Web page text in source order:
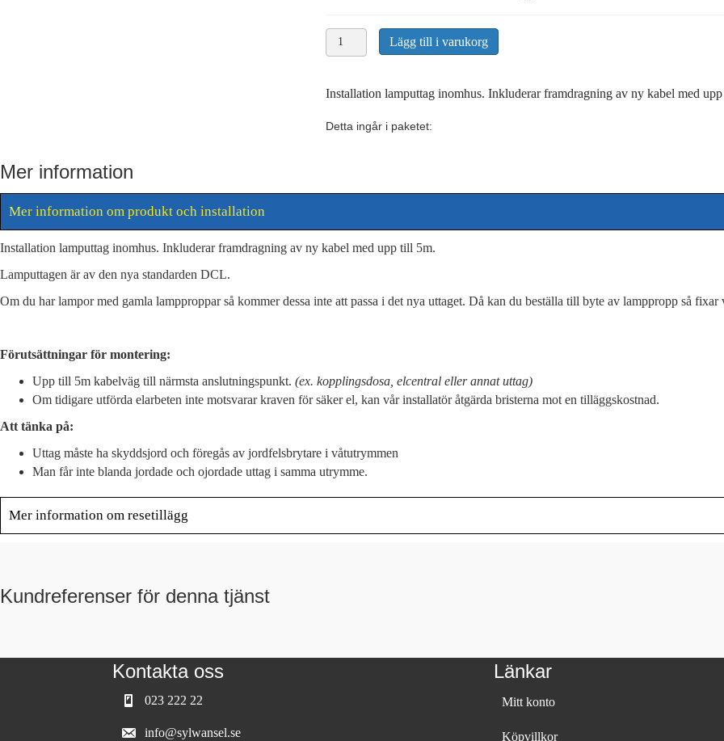
Installation
lamputtag
Lägg till i varukorg
Installation lamputtag inomhus. Inkluderar framdragning av ny kabel med
Detta ingår i paketet:
Mer information
Mer information om produkt och installation
Installation lamputtag inomhus. Inkluderar framdragning av ny kabel med upp till 5m.
Lamputtagen är av den nya standarden DCL.
Om du har lampor med gamla lampproppar så kommer dessa inte att passa i det nya uttaget. Då kan du beställa till byte av lamppropp så fixar
Förutsättningar för montering:
Upp till 5m kabelväg till närmsta anslutningspunkt. (ex. kopplingsdosa, elcentral eller annat uttag)
Om tidigare utförda elarbeten inte motsvarar kraven för säker el, kan vår installatör åtgärda bristerna mot en tilläggskostnad.
Att tänka på:
Uttag måste ha skyddsjord och föregås av jordfelsbrytare i våtutrymmen
Man får inte blanda jordade och ojordade uttag i samma utrymme.
Mer information om resetillägg
Kundreferenser för denna tjänst
Kontakta oss
023 222 22
info@sylwansel.se
Länkar
Mitt konto
Köpvillkor